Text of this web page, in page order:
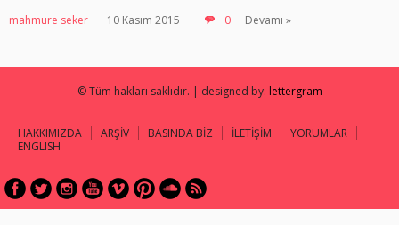
mahmure seker 10 Kasım 2015 0 Devamı »
© Tüm hakları saklıdır. | designed by: lettergram
HAKKIMIZDA ARŞİV BASINDA BİZ İLETİŞİM
YORUMLAR
ENGLISH